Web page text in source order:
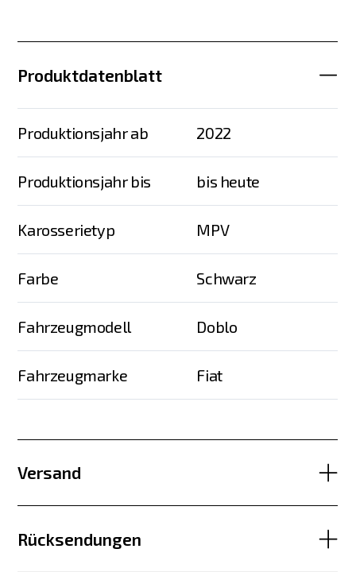
Produktdatenblatt
Produktionsjahr ab 2022
Produktionsjahr bis bis heute
Karosserietyp MPV
Farbe Schwarz
Fahrzeugmodell Doblo
Fahrzeugmarke Fiat
Versand
Rücksendungen